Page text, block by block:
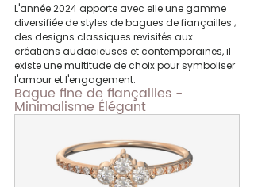
L'année 2024 apporte avec elle une gamme
diversifiée de styles de bagues de fiançailles ;
des designs classiques revisités aux
créations audacieuses et contemporaines, il
existe une multitude de choix pour symboliser
l'amour et l'engagement.
Bague fine de fiançailles -
Minimalisme Élégant